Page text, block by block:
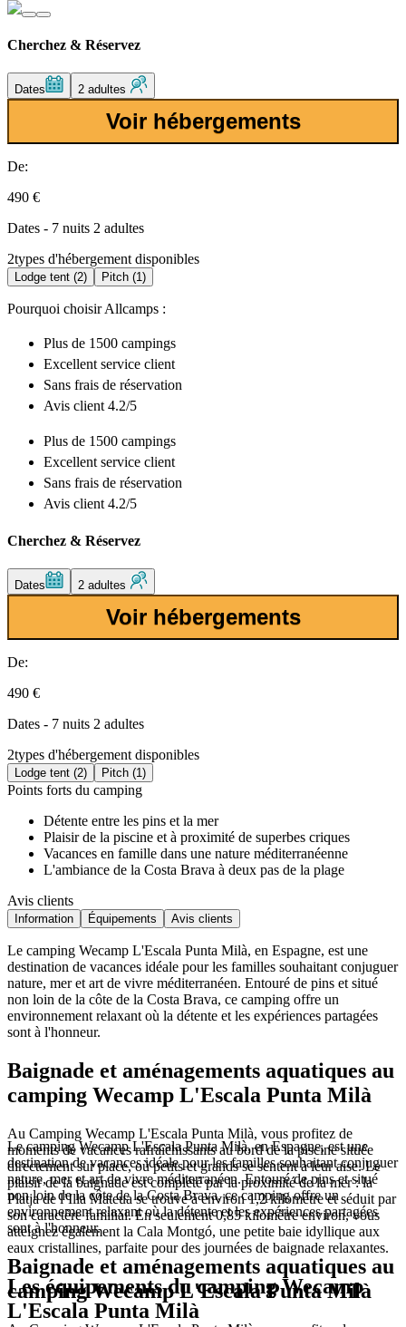
Cherchez & Réservez
Dates 2 adultes
Voir hébergements
De:
490 €
Dates - 7 nuits 2 adultes
2types d'hébergement disponibles
Lodge tent (2) Pitch (1)
Pourquoi choisir Allcamps :
Plus de 1500 campings
Excellent service client
Sans frais de réservation
Avis client 4.2/5
Plus de 1500 campings
Excellent service client
Sans frais de réservation
Avis client 4.2/5
Cherchez & Réservez
Dates 2 adultes
Voir hébergements
De:
490 €
Dates - 7 nuits 2 adultes
2types d'hébergement disponibles
Lodge tent (2) Pitch (1)
Points forts du camping
Détente entre les pins et la mer
Plaisir de la piscine et à proximité de superbes criques
Vacances en famille dans une nature méditerranéenne
L'ambiance de la Costa Brava à deux pas de la plage
Avis clients
Information Équipements Avis clients
Le camping Wecamp L'Escala Punta Milà, en Espagne, est une
destination de vacances idéale pour les familles souhaitant conjuguer
nature, mer et art de vivre méditerranéen. Entouré de pins et situé
non loin de la côte de la Costa Brava, ce camping offre un
environnement relaxant où la détente et les expériences partagées
sont à l'honneur.
Baignade et aménagements aquatiques au
camping Wecamp L'Escala Punta Milà
Au Camping Wecamp L'Escala Punta Milà, vous profitez de
moments de vacances rafraîchissants au bord de la piscine située
directement sur place, où petits et grands se sentent à leur aise. Le
plaisir de la baignade est complété par la proximité de la mer : la
Platja de l’Illa Mateua se trouve à environ 1,2 kilomètre et séduit par
son caractère familial. En seulement 0,85 kilomètre environ, vous
atteignez également la Cala Montgó, une petite baie idyllique aux
eaux cristallines, parfaite pour des journées de baignade relaxantes.
Les équipements du camping Wecamp
L'Escala Punta Milà
Le camping Wecamp L'Escala Punta Milà, en Espagne, est une
destination de vacances idéale pour les familles souhaitant conjuguer
nature, mer et art de vivre méditerranéen. Entouré de pins et situé
non loin de la côte de la Costa Brava, ce camping offre un
environnement relaxant où la détente et les expériences partagées
sont à l'honneur.
Baignade et aménagements aquatiques au
camping Wecamp L'Escala Punta Milà